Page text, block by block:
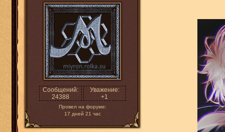
Сообщений:
24388
Уважение:
+1
Провел на форуме:
17 дней 21 час